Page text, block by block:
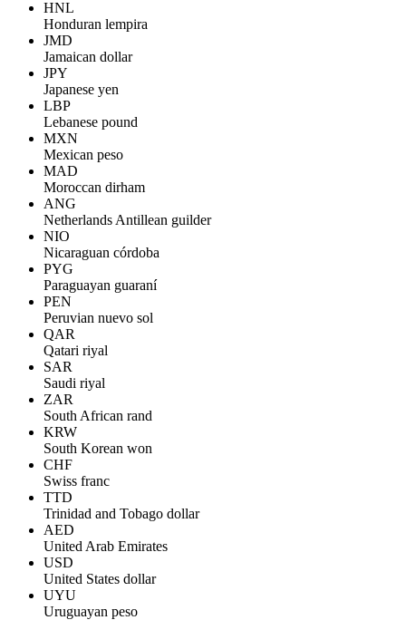
HNL
Honduran lempira
JMD
Jamaican dollar
JPY
Japanese yen
LBP
Lebanese pound
MXN
Mexican peso
MAD
Moroccan dirham
ANG
Netherlands Antillean guilder
NIO
Nicaraguan córdoba
PYG
Paraguayan guaraní
PEN
Peruvian nuevo sol
QAR
Qatari riyal
SAR
Saudi riyal
ZAR
South African rand
KRW
South Korean won
CHF
Swiss franc
TTD
Trinidad and Tobago dollar
AED
United Arab Emirates
USD
United States dollar
UYU
Uruguayan peso